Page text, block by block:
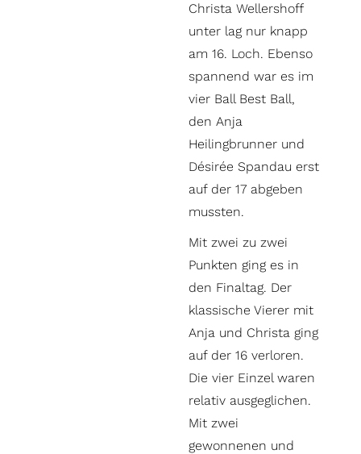
Christa Wellershoff
unter lag nur knapp
am 16. Loch. Ebenso
spannend war es im
vier Ball Best Ball,
den Anja
Heilingbrunner und
Désirée Spandau erst
auf der 17 abgeben
mussten.
Mit zwei zu zwei
Punkten ging es in
den Finaltag. Der
klassische Vierer mit
Anja und Christa ging
auf der 16 verloren.
Die vier Einzel waren
relativ ausgeglichen.
Mit zwei
gewonnenen und